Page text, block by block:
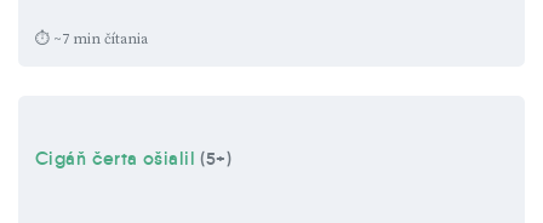
⏱ ~7 min čítania
Cigáň čerta ošialil(5+)